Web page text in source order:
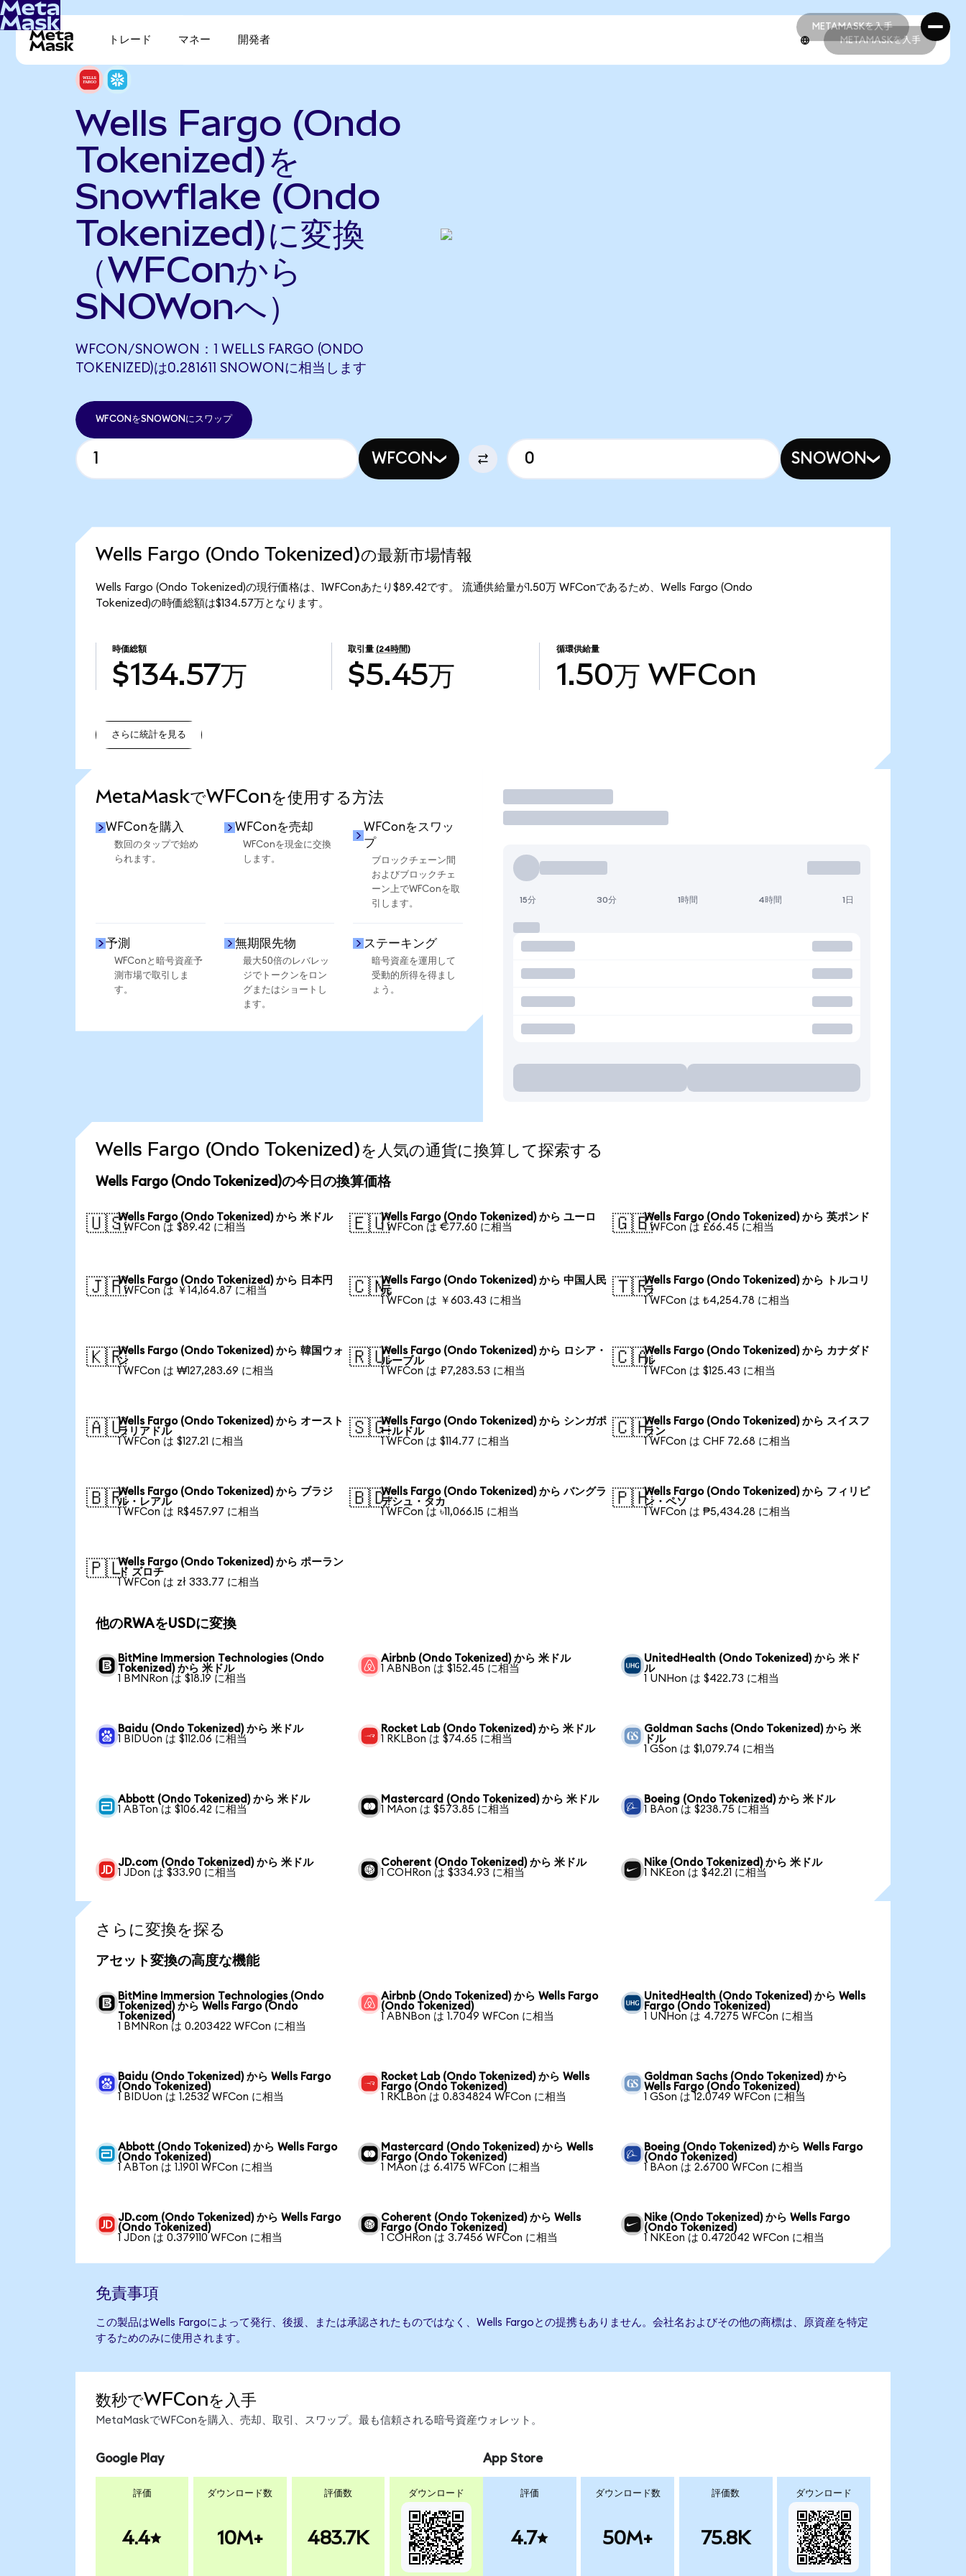
METAMASKを入手
METAMASKを入手
トレード マネー 開発者 METAMASKを入手
Wells Fargo (Ondo
Tokenized)を
Snowflake (Ondo
Tokenized)に変換
（WFConから
SNOWonへ）
WFCON/SNOWON：1 WELLS FARGO (ONDO
TOKENIZED)は0.281611 SNOWONに相当します
WFCONをSNOWONにスワップ
WFCON SNOWON
Wells Fargo (Ondo Tokenized)の最新市場情報
Wells Fargo (Ondo Tokenized)の現行価格は、1WFConあたり$89.42です。 流通供給量が1.50万 WFConであるため、Wells Fargo (Ondo
Tokenized)の時価総額は$134.57万となります。
時価総額
$134.57万
取引量 (24時間)
$5.45万
循環供給量
1.50万 WFCon
さらに統計を見る
MetaMaskでWFConを使用する方法
WFConを購入
数回のタップで始め
られます。
WFConを売却
WFConを現金に交換
します。
WFConをスワッ
プ
ブロックチェーン間
およびブロックチェ
ーン上でWFConを取
引します。
予測
WFConと暗号資産予
測市場で取引しま
す。
無期限先物
最大50倍のレバレッ
ジでトークンをロン
グまたはショートし
ます。
ステーキング
暗号資産を運用して
受動的所得を得まし
ょう。
取引
15分 30分 1時間 4時間 1日
Wells Fargo (Ondo Tokenized)を人気の通貨に換算して探索する
Wells Fargo (Ondo Tokenized)の今日の換算価格
🇺🇸Wells Fargo (Ondo Tokenized) から 米ドル
1 WFCon は $89.42 に相当
🇪🇺Wells Fargo (Ondo Tokenized) から ユーロ
1 WFCon は €77.60 に相当
🇬🇧Wells Fargo (Ondo Tokenized) から 英ポンド
1 WFCon は £66.45 に相当
🇯🇵Wells Fargo (Ondo Tokenized) から 日本円
1 WFCon は ￥14,164.87 に相当
🇨🇳Wells Fargo (Ondo Tokenized) から 中国人民
元
1 WFCon は ￥603.43 に相当
🇹🇷Wells Fargo (Ondo Tokenized) から トルコリ
ラ
1 WFCon は ₺4,254.78 に相当
🇰🇷Wells Fargo (Ondo Tokenized) から 韓国ウォ
ン
1 WFCon は ₩127,283.69 に相当
🇷🇺Wells Fargo (Ondo Tokenized) から ロシア・
ルーブル
1 WFCon は ₽7,283.53 に相当
🇨🇦Wells Fargo (Ondo Tokenized) から カナダド
ル
1 WFCon は $125.43 に相当
🇦🇺Wells Fargo (Ondo Tokenized) から オースト
ラリアドル
1 WFCon は $127.21 に相当
🇸🇬Wells Fargo (Ondo Tokenized) から シンガポ
ールドル
1 WFCon は $114.77 に相当
🇨🇭Wells Fargo (Ondo Tokenized) から スイスフ
ラン
1 WFCon は CHF 72.68 に相当
🇧🇷Wells Fargo (Ondo Tokenized) から ブラジ
ル・レアル
1 WFCon は R$457.97 に相当
🇧🇩Wells Fargo (Ondo Tokenized) から バングラ
デシュ・タカ
1 WFCon は ৳11,066.15 に相当
🇵🇭Wells Fargo (Ondo Tokenized) から フィリピ
ン・ペソ
1 WFCon は ₱5,434.28 に相当
🇵🇱Wells Fargo (Ondo Tokenized) から ポーラン
ド ズロチ
1 WFCon は zł 333.77 に相当
他のRWAをUSDに変換
BitMine Immersion Technologies (Ondo
Tokenized) から 米ドル
1 BMNRon は $18.19 に相当
Airbnb (Ondo Tokenized) から 米ドル
1 ABNBon は $152.45 に相当
UnitedHealth (Ondo Tokenized) から 米ド
ル
1 UNHon は $422.73 に相当
Baidu (Ondo Tokenized) から 米ドル
1 BIDUon は $112.06 に相当
Rocket Lab (Ondo Tokenized) から 米ドル
1 RKLBon は $74.65 に相当
Goldman Sachs (Ondo Tokenized) から 米
ドル
1 GSon は $1,079.74 に相当
Abbott (Ondo Tokenized) から 米ドル
1 ABTon は $106.42 に相当
Mastercard (Ondo Tokenized) から 米ドル
1 MAon は $573.85 に相当
Boeing (Ondo Tokenized) から 米ドル
1 BAon は $238.75 に相当
JD.com (Ondo Tokenized) から 米ドル
1 JDon は $33.90 に相当
Coherent (Ondo Tokenized) から 米ドル
1 COHRon は $334.93 に相当
Nike (Ondo Tokenized) から 米ドル
1 NKEon は $42.21 に相当
さらに変換を探る
アセット変換の高度な機能
BitMine Immersion Technologies (Ondo
Tokenized) から Wells Fargo (Ondo
Tokenized)
1 BMNRon は 0.203422 WFCon に相当
Airbnb (Ondo Tokenized) から Wells Fargo
(Ondo Tokenized)
1 ABNBon は 1.7049 WFCon に相当
UnitedHealth (Ondo Tokenized) から Wells
Fargo (Ondo Tokenized)
1 UNHon は 4.7275 WFCon に相当
Baidu (Ondo Tokenized) から Wells Fargo
(Ondo Tokenized)
1 BIDUon は 1.2532 WFCon に相当
Rocket Lab (Ondo Tokenized) から Wells
Fargo (Ondo Tokenized)
1 RKLBon は 0.834824 WFCon に相当
Goldman Sachs (Ondo Tokenized) から
Wells Fargo (Ondo Tokenized)
1 GSon は 12.0749 WFCon に相当
Abbott (Ondo Tokenized) から Wells Fargo
(Ondo Tokenized)
1 ABTon は 1.1901 WFCon に相当
Mastercard (Ondo Tokenized) から Wells
Fargo (Ondo Tokenized)
1 MAon は 6.4175 WFCon に相当
Boeing (Ondo Tokenized) から Wells Fargo
(Ondo Tokenized)
1 BAon は 2.6700 WFCon に相当
JD.com (Ondo Tokenized) から Wells Fargo
(Ondo Tokenized)
1 JDon は 0.379110 WFCon に相当
Coherent (Ondo Tokenized) から Wells
Fargo (Ondo Tokenized)
1 COHRon は 3.7456 WFCon に相当
Nike (Ondo Tokenized) から Wells Fargo
(Ondo Tokenized)
1 NKEon は 0.472042 WFCon に相当
免責事項
この製品はWells Fargoによって発行、後援、または承認されたものではなく、Wells Fargoとの提携もありません。会社名およびその他の商標は、原資産を特定
するためのみに使用されます。
数秒でWFConを入手
MetaMaskでWFConを購入、売却、取引、スワップ。最も信頼される暗号資産ウォレット。
Google Play
評価
4.4
ダウンロード数
10M+
評価数
483.7K
ダウンロード
App Store
評価
4.7
ダウンロード数
50M+
評価数
75.8K
ダウンロード